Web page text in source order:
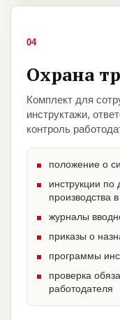
04
Охрана
Комплект для
инструктажи,
контроль
положение о
инструкции
производства
журналы
приказы о
программы
проверка
работодателя